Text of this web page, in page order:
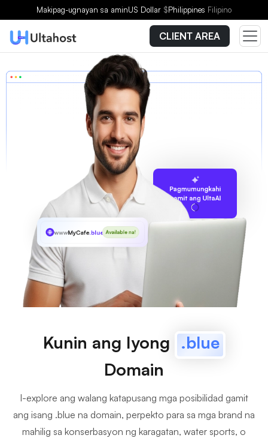
Makipag-ugnayan sa aminUS Dollar $Philippines Filipino
CLIENT AREA
Pagmumungkahi
gamit ang UltaAI
wwwMyCafe.blue Available na!
Kunin ang Iyong .blue
Domain
I-explore ang walang katapusang mga posibilidad gamit
ang isang .blue na domain, perpekto para sa mga brand na
mahilig sa konserbasyon ng karagatan, water sports, o